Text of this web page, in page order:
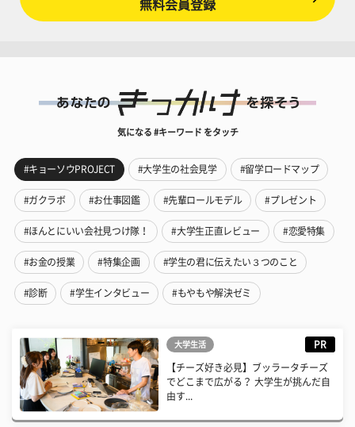
無料会員登録
気になる #キーワード をタッチ
#キョーソウPROJECT #大学生の社会見学 #留学ロードマップ
#ガクラボ #お仕事図鑑 #先輩ロールモデル #プレゼント
#ほんとにいい会社見つけ隊！ #大学生正直レビュー #恋愛特集
#お金の授業 #特集企画 #学生の君に伝えたい３つのこと
#診断 #学生インタビュー #もやもや解決ゼミ
大学生活 PR
【チーズ好き必見】ブッラータチーズ
でどこまで広がる？ 大学生が挑んだ自
由す...